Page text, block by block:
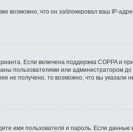
возможно, что он заблокировал ваш IP-
Если включена поддержка COPPA и
пользователями или администратором
получено, то возможно, что вы
имя пользователя и пароль. Если